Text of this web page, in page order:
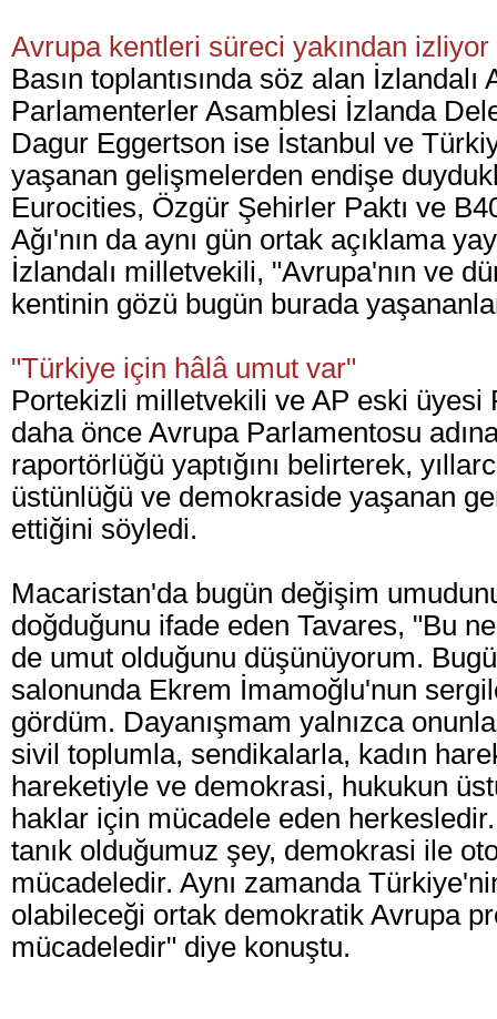
Avrupa kentleri süreci yakından izliyor
Basın toplantısında söz alan
Parlamenterler Asamblesi İzlanda
Dagur Eggertson ise İstanbul ve
yaşanan gelişmelerden endişe
Eurocities, Özgür Şehirler Paktı ve
Ağı'nın da aynı gün ortak açıklama
İzlandalı milletvekili, "Avrupa'nın ve
kentinin gözü bugün burada
"Türkiye için hâlâ umut var"
Portekizli milletvekili ve AP eski üyesi
daha önce Avrupa Parlamentosu
raportörlüğü yaptığını belirterek,
üstünlüğü ve demokraside yaşanan
ettiğini söyledi.
Macaristan'da bugün değişim
doğduğunu ifade eden Tavares, "Bu
de umut olduğunu düşünüyorum.
salonunda Ekrem İmamoğlu'nun
gördüm. Dayanışmam yalnızca
sivil toplumla, sendikalarla, kadın
hareketiyle ve demokrasi, hukukun
haklar için mücadele eden
tanık olduğumuz şey, demokrasi ile
mücadeledir. Aynı zamanda
olabileceği ortak demokratik Avrupa
mücadeledir" diye konuştu.